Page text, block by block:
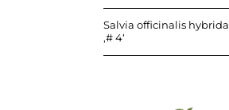
Salvia officinalis hybrida
‚# 4‘